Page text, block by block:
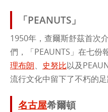
「PEANUTS」
1950年，查爾斯舒茲首次
們，「PEAUNTS」在七份
理布朗、 史努比以及
流行文化中留下了不朽的足
名古屋希爾頓